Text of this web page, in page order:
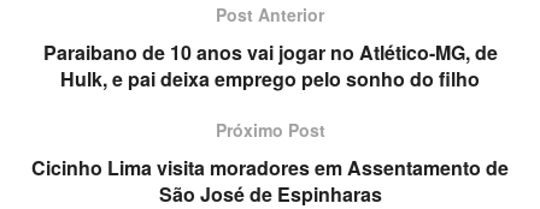
Post Anterior
Paraibano de 10 anos vai jogar no Atlético-MG, de
Hulk, e pai deixa emprego pelo sonho do filho
Próximo Post
Cicinho Lima visita moradores em Assentamento de
São José de Espinharas